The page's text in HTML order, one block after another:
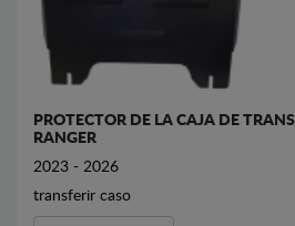
PROTECTOR DE LA CAJA DE
RANGER
2023 - 2026
transferir caso